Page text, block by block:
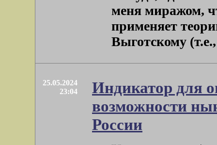
меня миражом,
применяет
Выготскому
25.05.2024
23:04
Индикатор для
возможности
России